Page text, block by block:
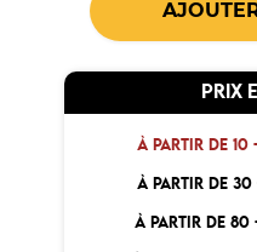
PRIX
À PARTIR DE 10
À PARTIR DE 30
À PARTIR DE 80